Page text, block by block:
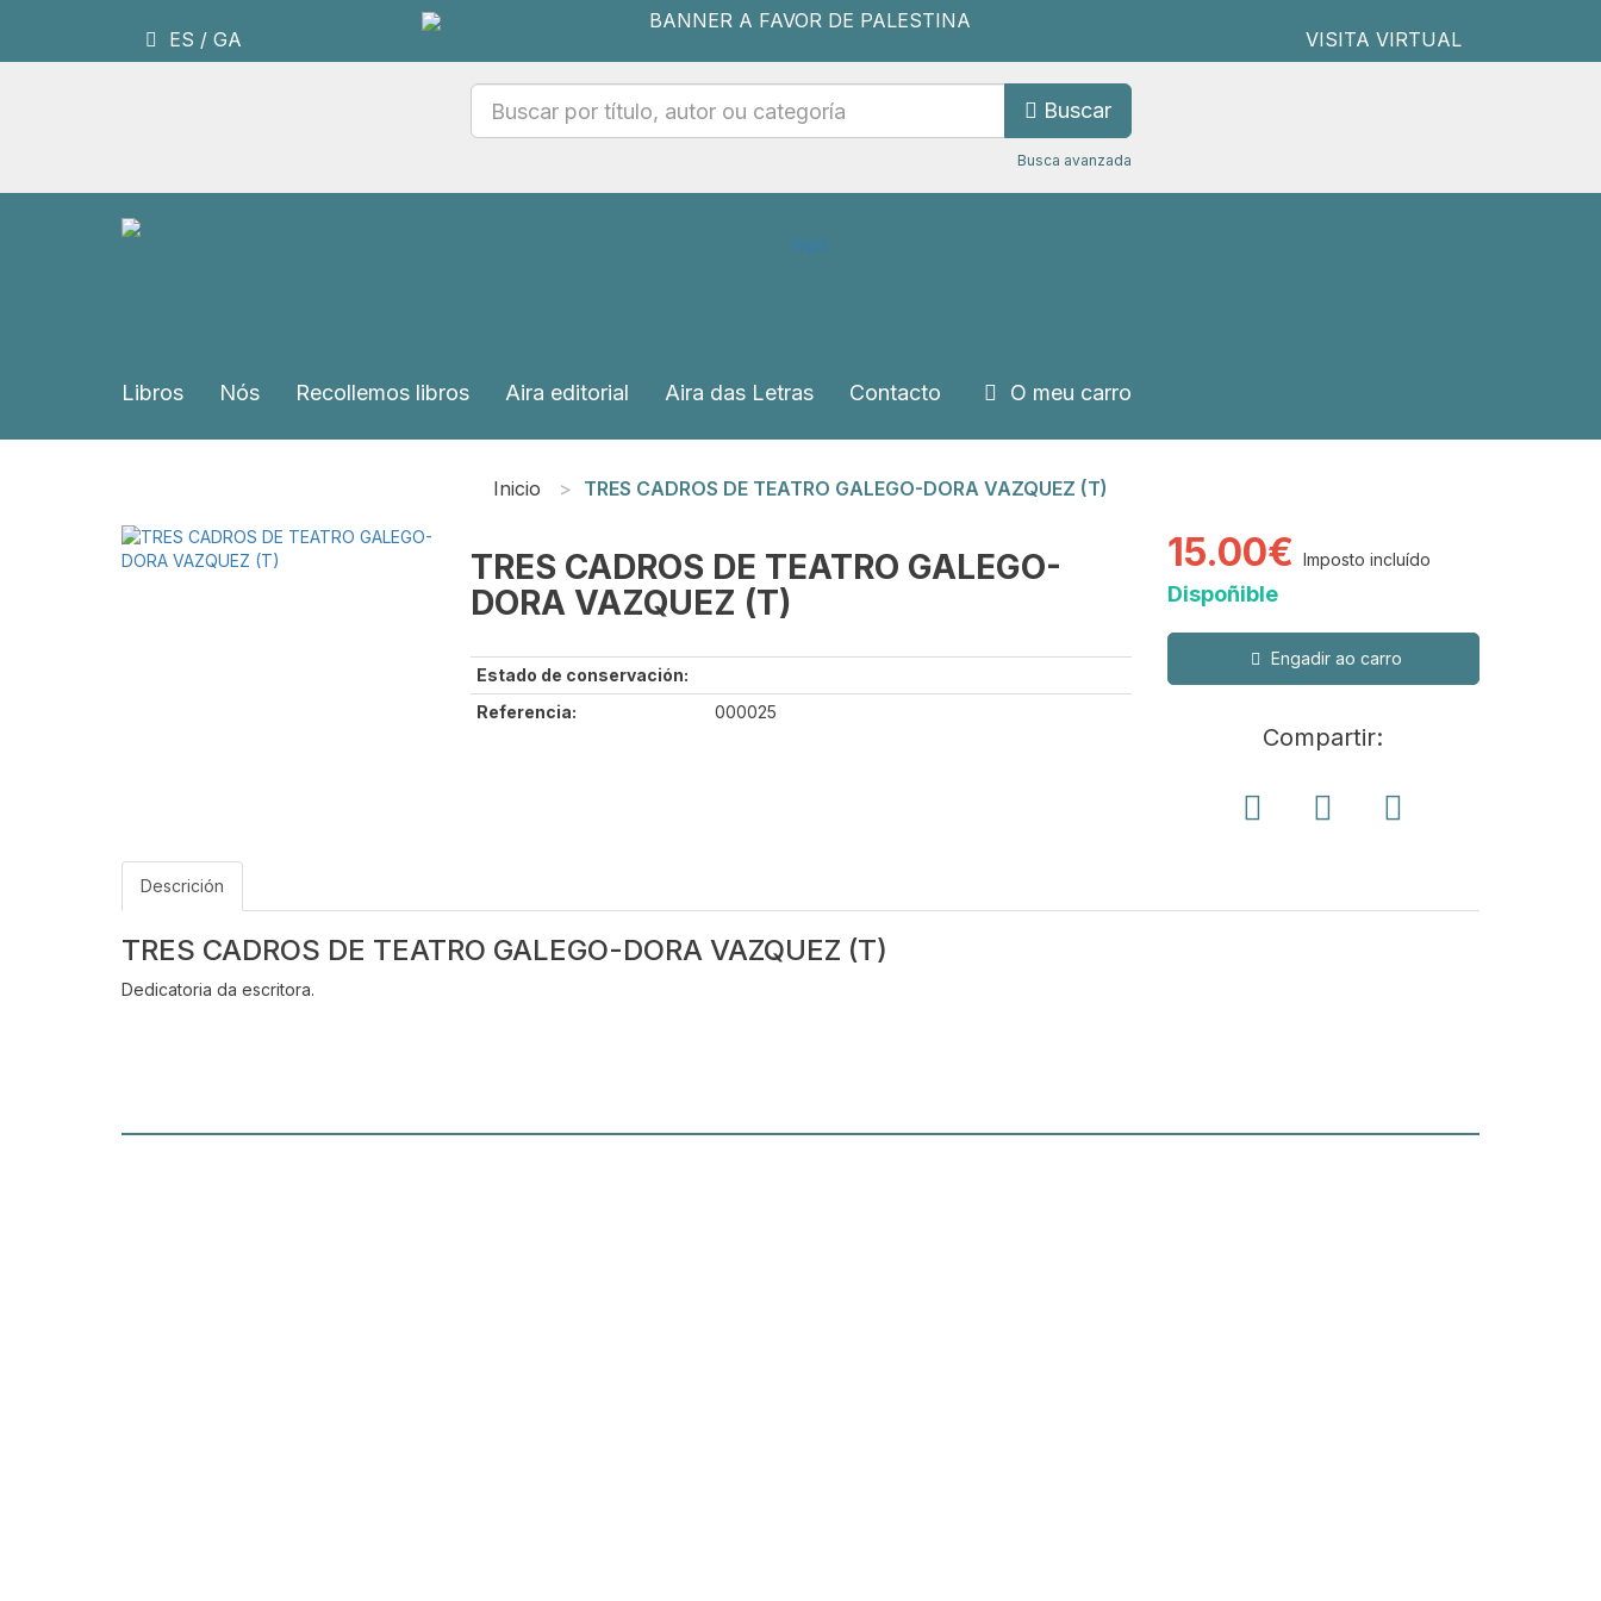
ES / GA VISITA VIRTUAL
Buscar
Busca avanzada
Libros Nós Recollemos libros Aira editorial Aira das Letras Contacto O meu carro
Inicio TRES CADROS DE TEATRO GALEGO-DORA VAZQUEZ (T)
TRES CADROS DE TEATRO GALEGO-
DORA VAZQUEZ (T)
Estado de conservación:
Referencia:
000025
15.00€ Imposto incluído
Dispoñible
Engadir ao carro
Compartir:
Descrición
TRES CADROS DE TEATRO GALEGO-DORA VAZQUEZ (T)
Dedicatoria da escritora.